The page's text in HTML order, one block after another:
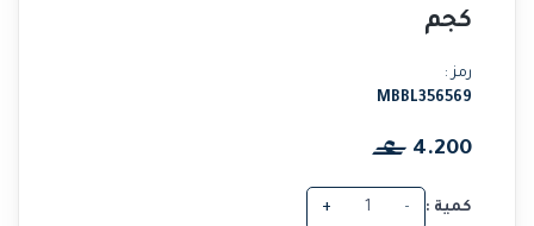
كجم
رمز :
MBBL356569
4.200
كمية : -
+